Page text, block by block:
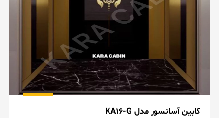
کابین آسانسور مدل KA16-G